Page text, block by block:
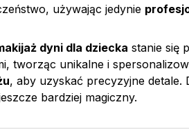
używając jedynie
dyni dla dziecka stanie się
tworząc unikalne i
, aby uzyskać precyzyjne detale.
bardziej magiczny.